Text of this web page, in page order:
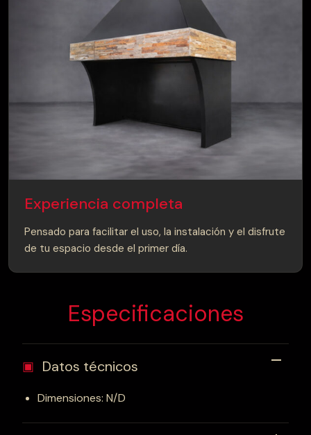
Experiencia completa
Pensado para facilitar el uso, la instalación y el disfrute
de tu espacio desde el primer día.
Especificaciones
▣ Datos técnicos
Dimensiones: N/D